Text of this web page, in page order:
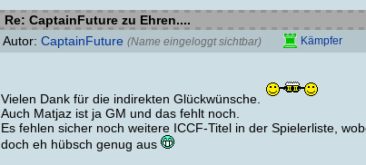
Re: CaptainFuture zu Ehren....
Autor: CaptainFuture (Name eingeloggt sichtbar) Kämpfer
Vielen Dank für die indirekten Glückwünsche.
Auch Matjaz ist ja GM und das fehlt noch.
Es fehlen sicher noch weitere ICCF-Titel in der Spielerliste,
doch eh hübsch genug aus